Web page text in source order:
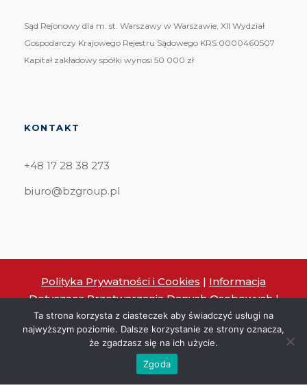
Sąd Rejonowy dla m. st. Warszawy w Warszawie, XII Wydział
Gospodarczy Krajowego Rejestru Sądowego KRS:0000460507
Kapitał zakładowy spółki wynosi 50 000 zł
KONTAKT
+48 17 28 38 273
biuro@bzgroup.pl
Polityka Prywatności i Cookies | Informacja
Dotycząca Przetwarzania Danych Osobowych|
Polityka Etyki Biznesu
Copyright ©2021 BZ GROUP.
Ta strona korzysta z ciasteczek aby świadczyć usługi na
najwyższym poziomie. Dalsze korzystanie ze strony oznacza,
że zgadzasz się na ich użycie.
Zgoda